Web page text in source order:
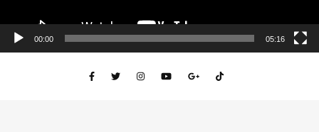
00:00 05:16